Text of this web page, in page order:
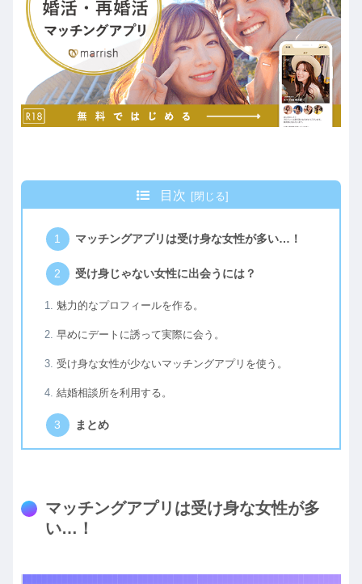
目次
マッチングアプリは受け身な女性が多い…！
受け身じゃない女性に出会うには？
魅力的なプロフィールを作る。
早めにデートに誘って実際に会う。
受け身な女性が少ないマッチングアプリを使う。
結婚相談所を利用する。
まとめ
マッチングアプリは受け身な女性が多
い…！